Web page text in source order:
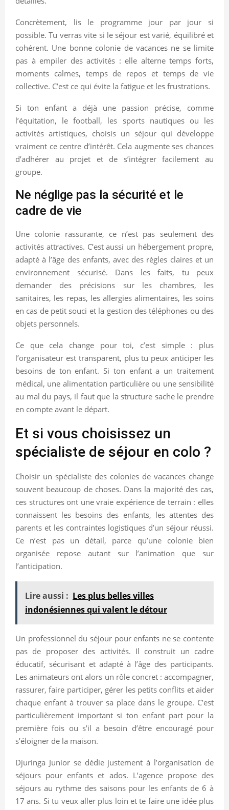
Concrètement, lis le programme jour par jour si
possible. Tu verras vite si le séjour est varié, équilibré et
cohérent. Une bonne colonie de vacances ne se limite
pas à empiler des activités : elle alterne temps forts,
moments calmes, temps de repos et temps de vie
collective. C’est ce qui évite la fatigue et les frustrations.
Si ton enfant a déjà une passion précise, comme
l’équitation, le football, les sports nautiques ou les
activités artistiques, choisis un séjour qui développe
vraiment ce centre d’intérêt. Cela augmente ses chances
d’adhérer au projet et de s’intégrer facilement au
groupe.
Ne néglige pas la sécurité et le
cadre de vie
Une colonie rassurante, ce n’est pas seulement des
activités attractives. C’est aussi un hébergement propre,
adapté à l’âge des enfants, avec des règles claires et un
environnement sécurisé. Dans les faits, tu peux
demander des précisions sur les chambres, les
sanitaires, les repas, les allergies alimentaires, les soins
en cas de petit souci et la gestion des téléphones ou des
objets personnels.
Ce que cela change pour toi, c’est simple : plus
l’organisateur est transparent, plus tu peux anticiper les
besoins de ton enfant. Si ton enfant a un traitement
médical, une alimentation particulière ou une sensibilité
au mal du pays, il faut que la structure sache le prendre
en compte avant le départ.
Et si vous choisissez un
spécialiste de séjour en colo ?
Choisir un spécialiste des colonies de vacances change
souvent beaucoup de choses. Dans la majorité des cas,
ces structures ont une vraie expérience de terrain : elles
connaissent les besoins des enfants, les attentes des
parents et les contraintes logistiques d’un séjour réussi.
Ce n’est pas un détail, parce qu’une colonie bien
organisée repose autant sur l’animation que sur
l’anticipation.
Lire aussi : Les plus belles villes
indonésiennes qui valent le détour
Un professionnel du séjour pour enfants ne se contente
pas de proposer des activités. Il construit un cadre
éducatif, sécurisant et adapté à l’âge des participants.
Les animateurs ont alors un rôle concret : accompagner,
rassurer, faire participer, gérer les petits conflits et aider
chaque enfant à trouver sa place dans le groupe. C’est
particulièrement important si ton enfant part pour la
première fois ou s’il a besoin d’être encouragé pour
s’éloigner de la maison.
Djuringa Junior se dédie justement à l’organisation de
séjours pour enfants et ados. L’agence propose des
séjours au rythme des saisons pour les enfants de 6 à
17 ans. Si tu veux aller plus loin et te faire une idée plus